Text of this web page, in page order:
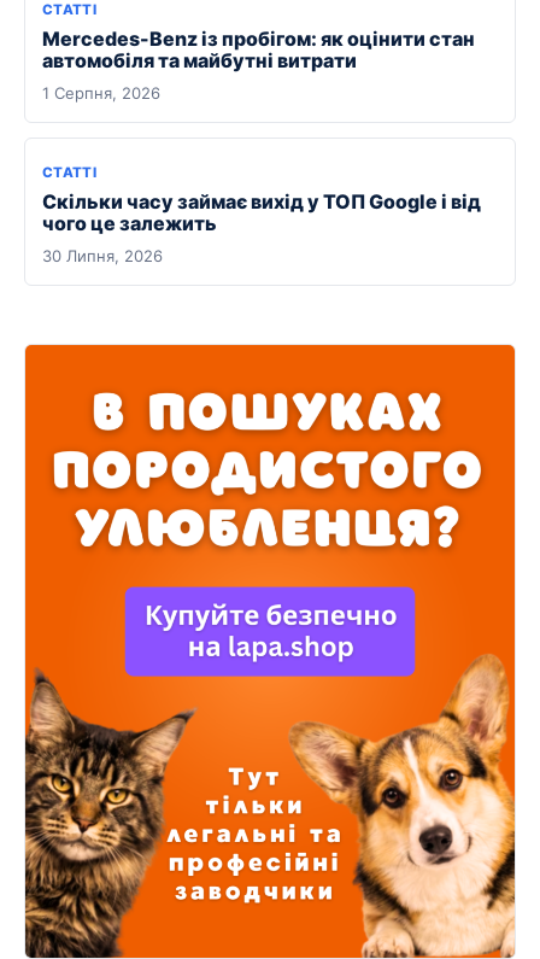
СТАТТІ
Mercedes-Benz із пробігом: як оцінити стан
автомобіля та майбутні витрати
1 Серпня, 2026
СТАТТІ
Скільки часу займає вихід у ТОП Google і від
чого це залежить
30 Липня, 2026